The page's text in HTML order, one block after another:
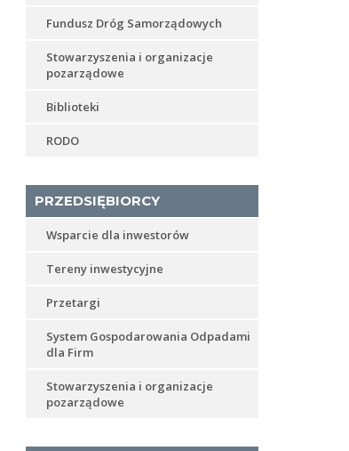
Fundusz Dróg Samorządowych
Stowarzyszenia i organizacje
pozarządowe
Biblioteki
RODO
PRZEDSIĘBIORCY
Wsparcie dla inwestorów
Tereny inwestycyjne
Przetargi
System Gospodarowania Odpadami
dla Firm
Stowarzyszenia i organizacje
pozarządowe